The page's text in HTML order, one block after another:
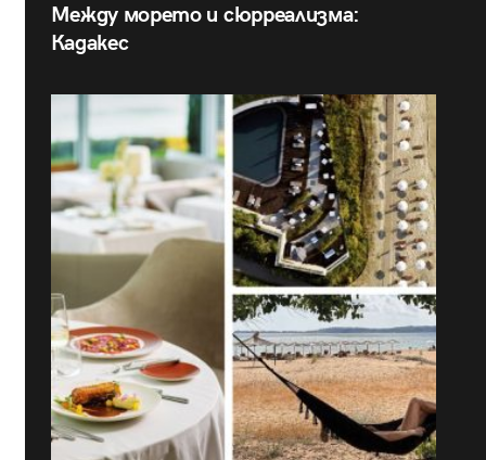
Между морето и сюрреализма:
Кадакес